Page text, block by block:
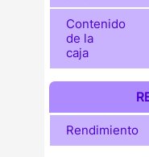
Contenido
de la
caja
Rendimiento